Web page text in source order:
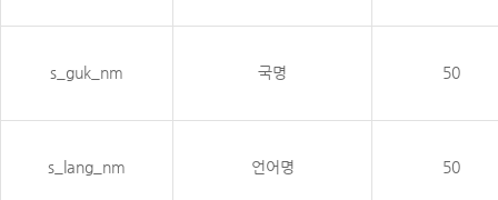
s_guk_nm 국명 50
s_lang_nm 언어명 50